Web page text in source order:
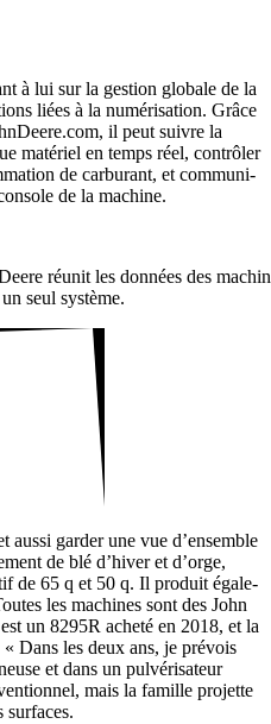
à lui sur la gestion globale de la
liées à la numé­ri­sa­tion. Grâce
il peut suivre la
maté­riel en temps réel, contrôler
de carbu­rant, et commu­ni­
de la machine.
réunit les données des
seul système.
aussi garder une vue d’ensemble
de blé d’hiver et d’orge,
de 65 q et 50 q. Il produit égale­
les machines sont des John
un 8295R acheté en 2018, et la
Dans les deux ans, je prévois
et dans un pulvé­ri­sa­teur
mais la famille projette
surfaces.